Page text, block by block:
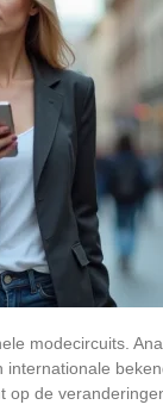
modecircuits.
de